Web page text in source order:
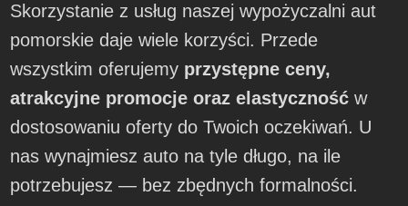
Skorzystanie z usług naszej wypożyczalni aut
pomorskie daje wiele korzyści. Przede
wszystkim oferujemy przystępne ceny,
atrakcyjne promocje oraz elastyczność w
dostosowaniu oferty do Twoich oczekiwań. U
nas wynajmiesz auto na tyle długo, na ile
potrzebujesz — bez zbędnych formalności.